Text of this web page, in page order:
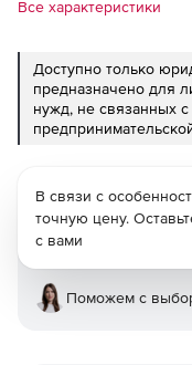
Все характеристики
Доступно только
предназначено для
нужд, не связанных
В связи с
точную цену.
с вами
Поможем с